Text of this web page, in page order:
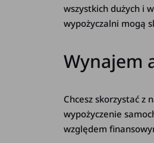
wszystkich dużych i
wypożyczalni mogą
Wynajem
Chcesz skorzystać z
wypożyczenie
względem